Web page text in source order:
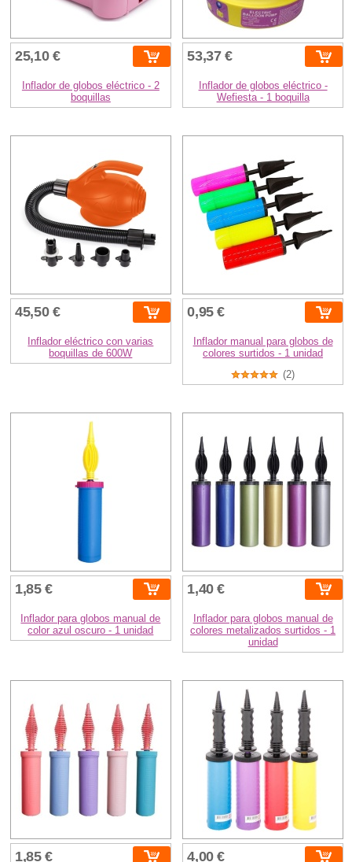
25,10 €
Inflador de globos eléctrico - 2
boquillas
53,37 €
Inflador de globos eléctrico -
Wefiesta - 1 boquilla
45,50 €
Inflador eléctrico con varias
boquillas de 600W
0,95 €
Inflador manual para globos de
colores surtidos - 1 unidad
(2)
1,85 €
Inflador para globos manual de
color azul oscuro - 1 unidad
1,40 €
Inflador para globos manual de
colores metalizados surtidos - 1
unidad
1,85 € 4,00 €